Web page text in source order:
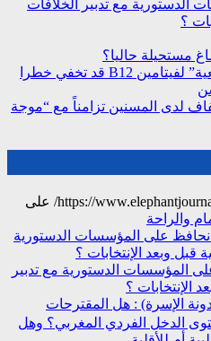
مع تدبير الخلافات
؟
مستحيلة حاليا؟
دراسة: المستويات “الطبيعية” لفيتامين B12 قد تخفي خطرا
لدى المسنين تزامناً مع “موجة
https:// على
والراحة
على المؤسسات الدستورية
قبل وبعد الإنتخابات ؟
المؤسسات الدستورية مع تدبير
الإنتخابات ؟
الإسرة) : هل المقترحات
الدخل الفردي المغربي؟ وهل